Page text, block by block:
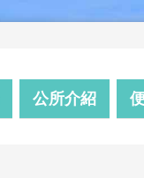
公所介紹